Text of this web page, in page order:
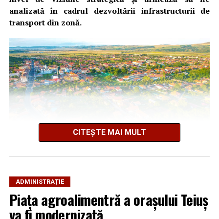
analizată în cadrul dezvoltării infrastructurii de
transport din zonă.
Propunerea este menționată în Raportul de Mediu al
PUG, document care prevede modernizarea
infrastructurii feroviare pentru îmbunătățirea
CITEȘTE MAI MULT
ADMINISTRAȚIE
Piața agroalimentră a orașului Teiuș
va fi modernizată